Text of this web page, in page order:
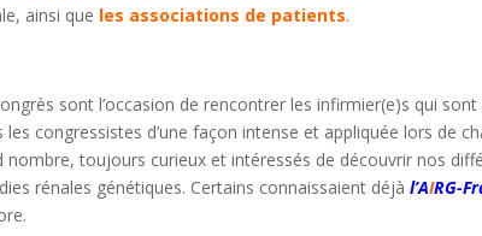
ainsi que les associations de patients.
sont l’occasion de rencontrer les infirmier(e)s qui
congressistes d’une façon intense et appliquée lors de
nombre, toujours curieux et intéressés de découvrir nos
rénales génétiques. Certains connaissaient déjàl’AIRG-